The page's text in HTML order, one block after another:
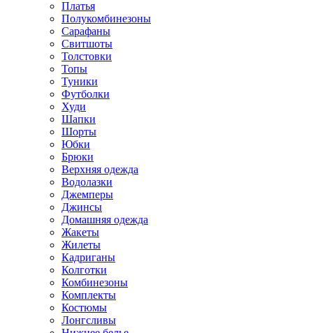
Платья
Полукомбинезоны
Сарафаны
Свитшоты
Толстовки
Топы
Туники
Футболки
Худи
Шапки
Шорты
Юбки
Брюки
Верхняя одежда
Водолазки
Джемперы
Джинсы
Домашняя одежда
Жакеты
Жилеты
Кадриганы
Колготки
Комбинезоны
Комплекты
Костюмы
Лонгсливы